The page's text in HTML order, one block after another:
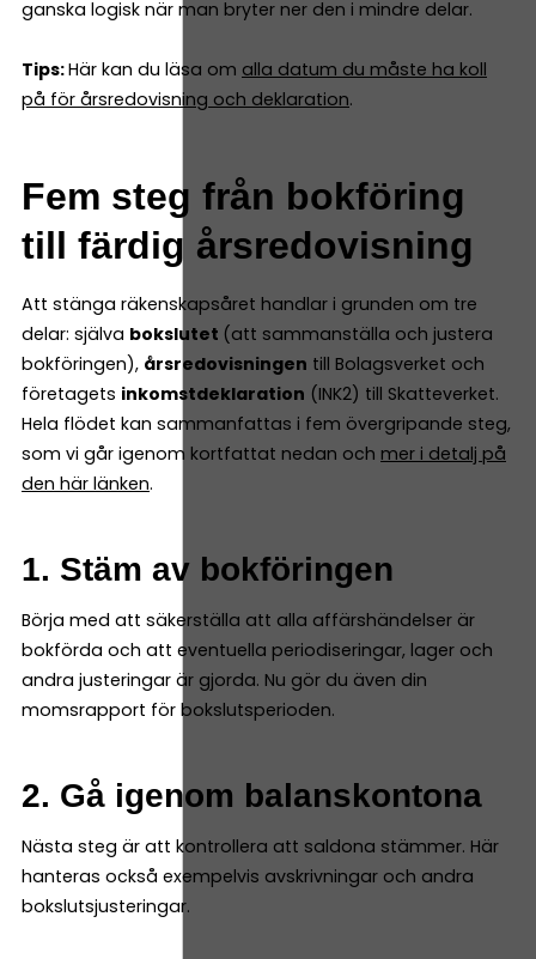
ganska logisk när man bryter ner den i mindre delar.
Tips:Här kan du läsa om alla datum du måste ha koll
på för årsredovisning och deklaration.
Fem steg från bokföring
till färdig årsredovisning
Att stänga räkenskapsåret handlar i grunden om tre
delar: själva bokslutet (att sammanställa och justera
bokföringen), årsredovisningen till Bolagsverket och
företagets inkomstdeklaration (INK2) till Skatteverket.
Hela flödet kan sammanfattas i fem övergripande steg,
som vi går igenom kortfattat nedan och mer i detalj på
den här länken.
1. Stäm av bokföringen
Börja med att säkerställa att alla affärshändelser är
bokförda och att eventuella periodiseringar, lager och
andra justeringar är gjorda. Nu gör du även din
momsrapport för bokslutsperioden.
2. Gå igenom balanskontona
Nästa steg är att kontrollera att saldona stämmer. Här
hanteras också exempelvis avskrivningar och andra
bokslutsjusteringar.